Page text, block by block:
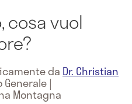
cosa vuol
da Dr. Christian
Generale|
Montagna